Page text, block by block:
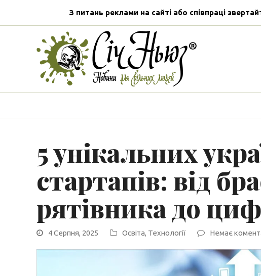
З питань реклами на сайті або співпраці
5 унікальних
стартапів: від
рятівника до
4 Серпня, 2025 Освіта, Технології Немає